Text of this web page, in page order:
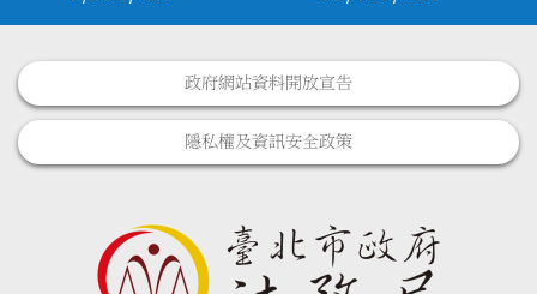
政府網站資料開放宣告
隱私權及資訊安全政策